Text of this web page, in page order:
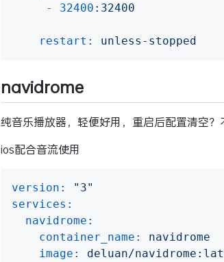
-
32400 :32400
restart: unless-stopped
navidrome
纯音乐播放器，轻便好用，重启后配置清空？
ios配合音流使用
version:
"3"
services:
navidrome:
container_name:
navidrome
image:
deluan/